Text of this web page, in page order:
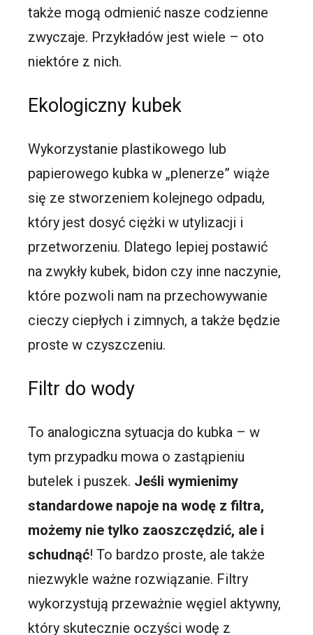
także mogą odmienić nasze codzienne
zwyczaje. Przykładów jest wiele – oto
niektóre z nich.
Ekologiczny kubek
Wykorzystanie plastikowego lub
papierowego kubka w „plenerze” wiąże
się ze stworzeniem kolejnego odpadu,
który jest dosyć ciężki w utylizacji i
przetworzeniu. Dlatego lepiej postawić
na zwykły kubek, bidon czy inne naczynie,
które pozwoli nam na przechowywanie
cieczy ciepłych i zimnych, a także będzie
proste w czyszczeniu.
Filtr do wody
To analogiczna sytuacja do kubka – w
tym przypadku mowa o zastąpieniu
butelek i puszek. Jeśli wymienimy
standardowe napoje na wodę z filtra,
możemy nie tylko zaoszczędzić, ale i
schudnąć! To bardzo proste, ale także
niezwykle ważne rozwiązanie. Filtry
wykorzystują przeważnie węgiel aktywny,
który skutecznie oczyści wodę z